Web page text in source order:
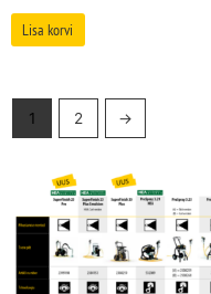
Lisa korvi
1 2 →